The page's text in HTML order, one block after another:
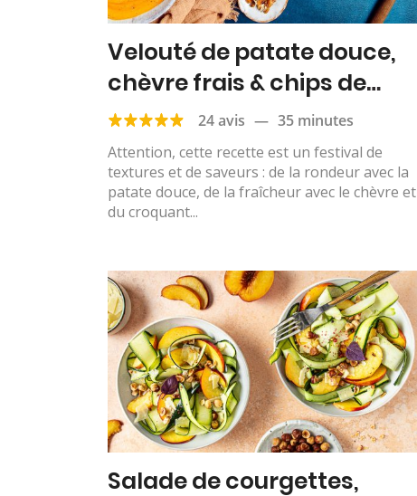
Velouté de patate douce,
chèvre frais & chips de
chou kale24 avis — 35 minutes
Attention, cette recette est un festival de
textures et de saveurs : de la rondeur avec la
patate douce, de la fraîcheur avec le chèvre et
du croquant...
Salade de courgettes,